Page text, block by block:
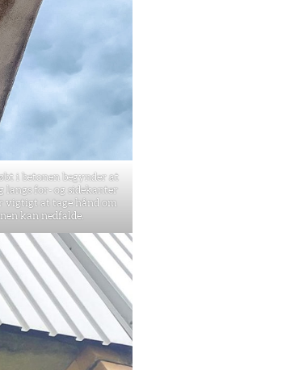
i betonen begynder at
langs for- og sidekanter
vigtigt at tage hånd om
kan nedfalde.